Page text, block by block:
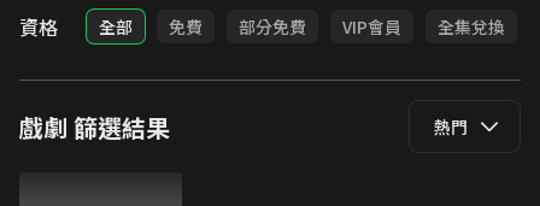
資格 全部 免費 部分免費 VIP會員 全集兌換
戲劇 篩選結果 熱門